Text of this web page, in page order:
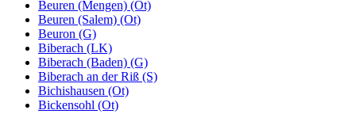
Beuren (Mengen) (Ot)
Beuren (Salem) (Ot)
Beuron (G)
Biberach (LK)
Biberach (Baden) (G)
Biberach an der Riß (S)
Bichishausen (Ot)
Bickensohl (Ot)